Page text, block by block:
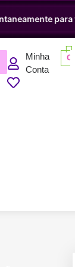
para
Minha
Conta
0